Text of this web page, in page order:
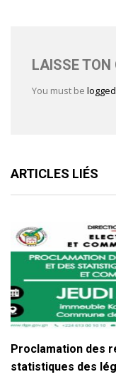
LAISSE TON
You must be
ARTICLES LIÉS
Proclamation des
statistiques des